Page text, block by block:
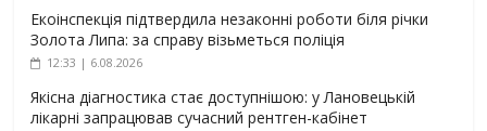
Екоінспекція підтвердила незаконні роботи біля річки
Золота Липа: за справу візьметься поліція
12:33 | 6.08.2026
Якісна діагностика стає доступнішою: у Лановецькій
лікарні запрацював сучасний рентген-кабінет